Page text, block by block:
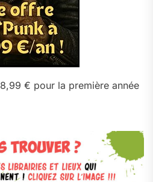
8,99 € pour la première année